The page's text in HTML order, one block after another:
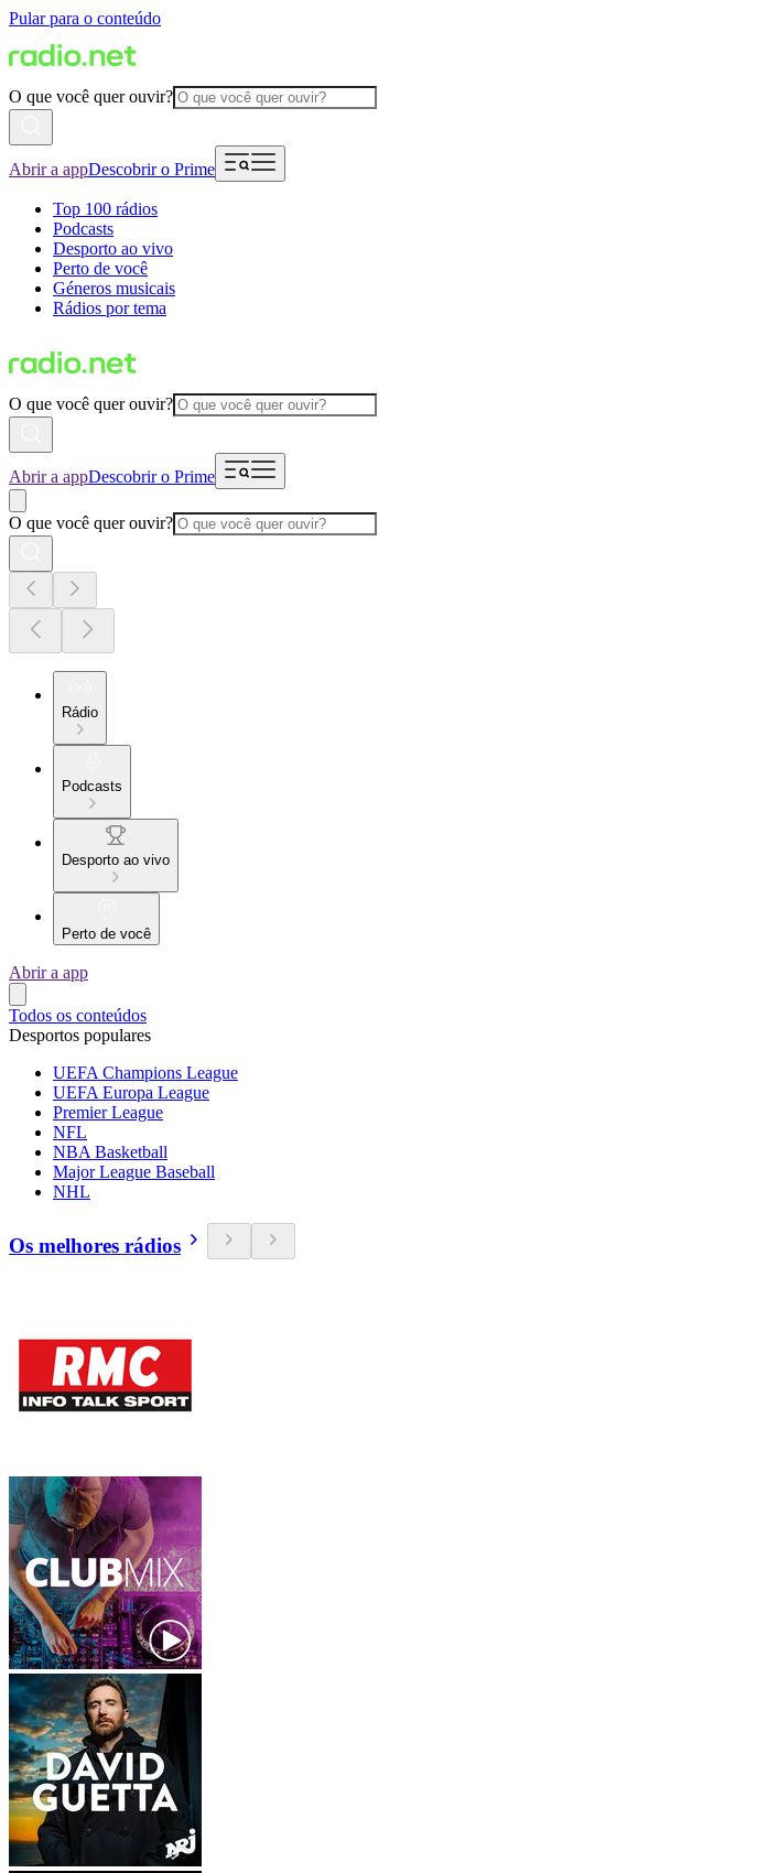
Pular para o conteúdo
O que você quer ouvir?
Abrir a appDescobrir o Prime
Top 100 rádios
Podcasts
Desporto ao vivo
Perto de você
Géneros musicais
Rádios por tema
O que você quer ouvir?
Abrir a appDescobrir o Prime
O que você quer ouvir?
Rádio
Podcasts
Desporto ao vivo
Perto de você
Abrir a app
Todos os conteúdos
Desportos populares
UEFA Champions League
UEFA Europa League
Premier League
NFL
NBA Basketball
Major League Baseball
NHL
Os melhores rádios